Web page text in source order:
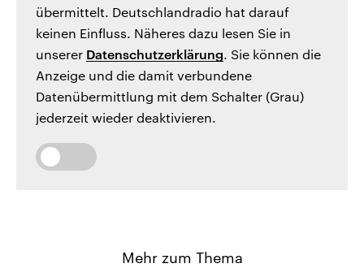
übermittelt. Deutschlandradio hat darauf
keinen Einfluss. Näheres dazu lesen Sie in
unserer Datenschutzerklärung. Sie können die
Anzeige und die damit verbundene
Datenübermittlung mit dem Schalter (Grau)
jederzeit wieder deaktivieren.
Mehr zum Thema